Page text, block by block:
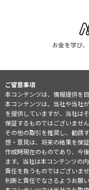
お金を学び
ご留意事項
本コンテンツは、情報提供を
本コンテンツは、当社や当社
を提供していますが、当社は
保証するものではございませ
その他の取引を推奨し、勧誘
想・意見は、将来の結果を保
作成時現在のものであり、今
ます。当社は本コンテンツの
責任を負うものではございま
判断と責任でなさるようお願い